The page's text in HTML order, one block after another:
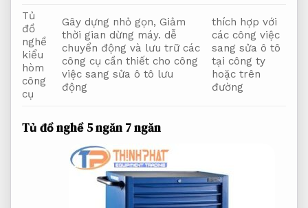
Tủ
đồ
nghề
kiểu
hòm
công
cụ
Gây dựng nhỏ gọn, Giảm
thời gian dừng máy. dễ
chuyển động và lưu trữ các
công cụ cần thiết cho công
việc sang sửa ô tô lưu
động
thích hợp với
các công việc
sang sửa ô tô
tại công ty
hoặc trên
đường
Tủ đồ nghề 5 ngăn 7 ngăn